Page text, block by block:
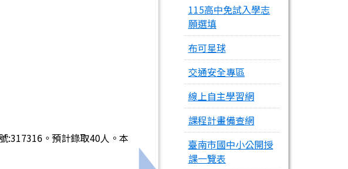
:317316。預計錄取40人。本
115高中免試入學志
願選填
布可星球
交通安全專區
線上自主學習網
課程計畫備查網
臺南市國中小公開授
課一覽表